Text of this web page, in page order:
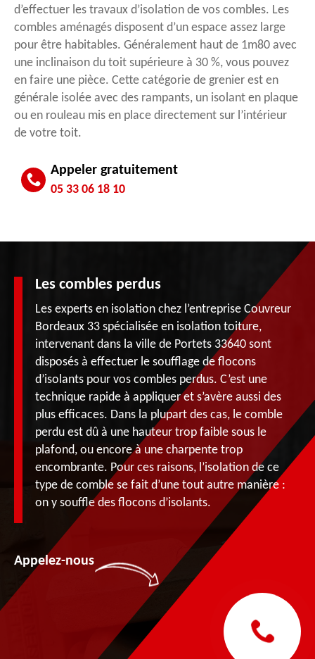
d’effectuer les travaux d’isolation de vos combles. Les
combles aménagés disposent d’un espace assez large
pour être habitables. Généralement haut de 1m80 avec
une inclinaison du toit supérieure à 30 %, vous pouvez
en faire une pièce. Cette catégorie de grenier est en
générale isolée avec des rampants, un isolant en plaque
ou en rouleau mis en place directement sur l’intérieur
de votre toit.
Appeler gratuitement
05 33 06 18 10
Les combles perdus
Les experts en isolation chez l’entreprise Couvreur
Bordeaux 33 spécialisée en isolation toiture,
intervenant dans la ville de Portets 33640 sont
disposés à effectuer le soufflage de flocons
d’isolants pour vos combles perdus. C’est une
technique rapide à appliquer et s’avère aussi des
plus efficaces. Dans la plupart des cas, le comble
perdu est dû à une hauteur trop faible sous le
plafond, ou encore à une charpente trop
encombrante. Pour ces raisons, l’isolation de ce
type de comble se fait d’une tout autre manière :
on y souffle des flocons d’isolants.
Appelez-nous